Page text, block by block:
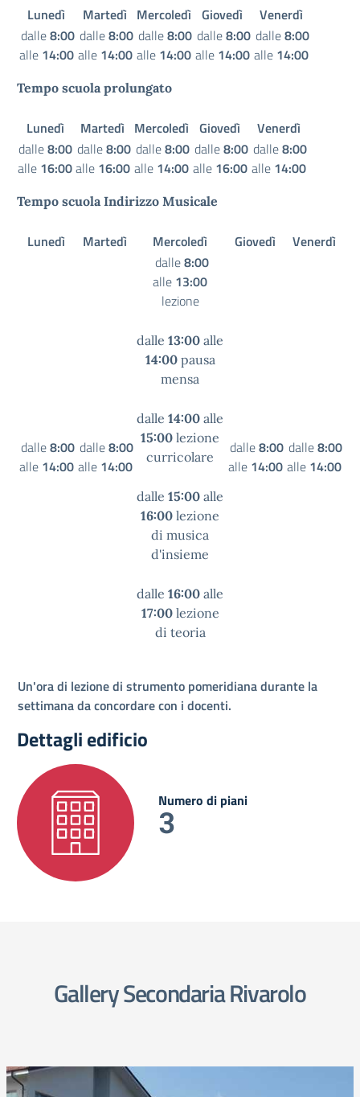
Lunedì Martedì Mercoledì Giovedì
Venerdì
dalle8:00
alle 14:00
dalle8:00
alle 14:00
dalle8:00
alle 14:00
dalle8:00
alle 14:00
dalle8:00
alle 14:00
Tempo scuola prolungato
Lunedì Martedì Mercoledì Giovedì
Venerdì
dalle8:00
alle 16:00
dalle8:00
alle 16:00
dalle8:00
alle 14:00
dalle8:00
alle 16:00
dalle8:00
alle 14:00
Tempo scuola Indirizzo Musicale
Lunedì Martedì Mercoledì Giovedì Venerdì
dalle8:00
alle 14:00
dalle8:00
alle 14:00
dalle8:00
alle 13:00
lezione
dalle 13:00 alle
14:00pausa
mensa
dalle 14:00 alle
15:00 lezione
curricolare
dalle 15:00 alle
16:00 lezione
di musica
d'insieme
dalle 16:00 alle
17:00lezione
di teoria
dalle8:00
alle 14:00
dalle8:00
alle 14:00
Un'ora di lezione di strumento pomeridiana durante la
settimana da concordare con i docenti.
Dettagli edificio
Numero di piani
3
Gallery Secondaria Rivarolo